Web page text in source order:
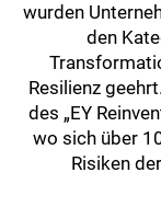
wurden
den
Resilienz
des „EY
wo sich über
Risiken